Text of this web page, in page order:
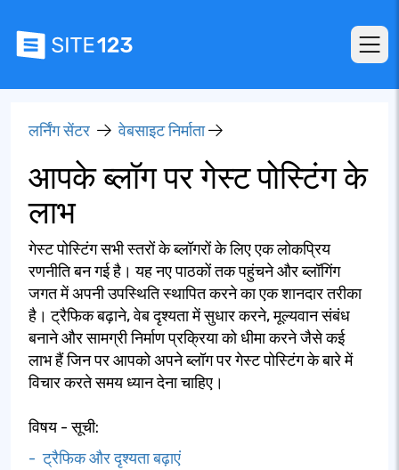
लर्निंग सेंटर वेबसाइट निर्माता
आपके ब्लॉग पर गेस्ट पोस्टिंग के
लाभ
गेस्ट पोस्टिंग सभी स्तरों के ब्लॉगरों के लिए एक लोकप्रिय
रणनीति बन गई है। यह नए पाठकों तक पहुंचने और ब्लॉगिंग
जगत में अपनी उपस्थिति स्थापित करने का एक शानदार तरीका
है। ट्रैफिक बढ़ाने, वेब दृश्यता में सुधार करने, मूल्यवान संबंध
बनाने और सामग्री निर्माण प्रक्रिया को धीमा करने जैसे कई
लाभ हैं जिन पर आपको अपने ब्लॉग पर गेस्ट पोस्टिंग के बारे में
विचार करते समय ध्यान देना चाहिए।
विषय - सूची:
- ट्रैफिक और दृश्यता बढ़ाएं